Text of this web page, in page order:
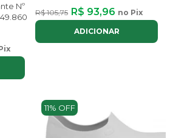
Nº
R$ 105,75 R$ 93,96 no Pix
ADICIONAR
11% OFF